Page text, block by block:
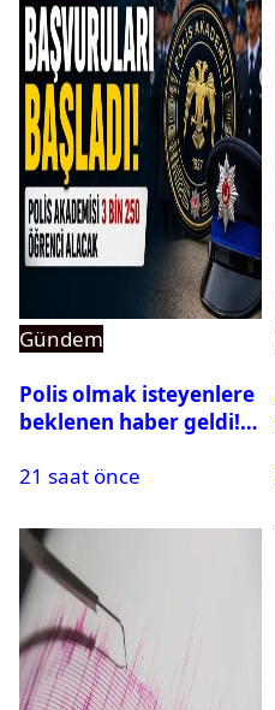
Gündem
Polis olmak isteyenlere
beklenen haber geldi!
21 saat önce